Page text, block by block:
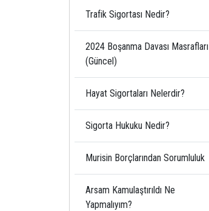
Trafik Sigortası Nedir?
2024 Boşanma Davası Masrafları
(Güncel)
Hayat Sigortaları Nelerdir?
Sigorta Hukuku Nedir?
Murisin Borçlarından Sorumluluk
Arsam Kamulaştırıldı Ne
Yapmalıyım?